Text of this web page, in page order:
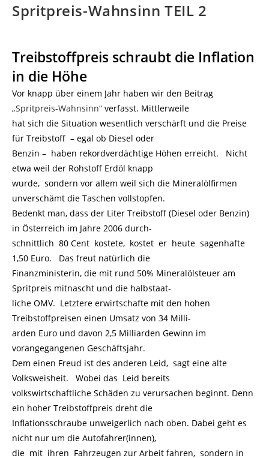
Spritpreis-Wahnsinn TEIL 2
Treibstoffpreis schraubt die Inflation
in die Höhe
Vor knapp über einem Jahr haben wir den Beitrag
„Spritpreis-Wahnsinn“ verfasst. Mittlerweile
hat sich die Situation wesentlich verschärft und die Preise
für Treibstoff – egal ob Diesel oder
Benzin – haben rekordverdächtige Höhen erreicht. Nicht
etwa weil der Rohstoff Erdöl knapp
wurde, sondern vor allem weil sich die Mineralölfirmen
unverschämt die Taschen vollstopfen.
Bedenkt man, dass der Liter Treibstoff (Diesel oder Benzin)
in Österreich im Jahre 2006 durch-
schnittlich 80 Cent kostete, kostet er heute sagenhafte
1,50 Euro. Das freut natürlich die
Finanzministerin, die mit rund 50% Mineralölsteuer am
Spritpreis mitnascht und die halbstaat-
liche OMV. Letztere erwirtschafte mit den hohen
Treibstoffpreisen einen Umsatz von 34 Milli-
arden Euro und davon 2,5 Milliarden Gewinn im
vorangegangenen Geschäftsjahr.
Dem einen Freud ist des anderen Leid, sagt eine alte
Volksweisheit. Wobei das Leid bereits
volkswirtschaftliche Schäden zu verursachen beginnt. Denn
ein hoher Treibstoffpreis dreht die
Inflationsschraube unweigerlich nach oben. Dabei geht es
nicht nur um die Autofahrer(innen),
die mit ihren Fahrzeugen zur Arbeit fahren, sondern in